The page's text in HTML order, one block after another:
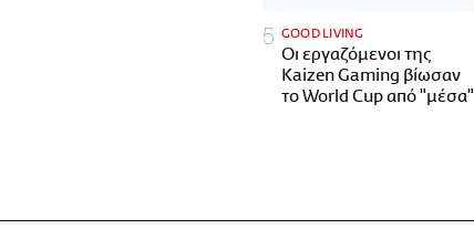
GOOD LIVING
Οι εργαζόμενοι της
Kaizen Gaming βίωσαν
το World Cup από "μέσα"